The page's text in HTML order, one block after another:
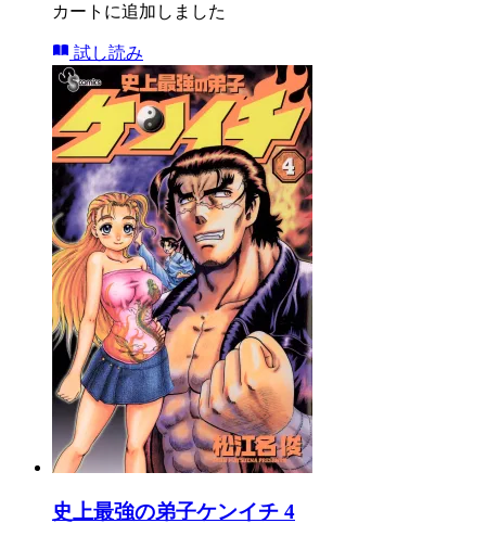
カートに追加しました
試し読み
史上最強の弟子ケンイチ 4